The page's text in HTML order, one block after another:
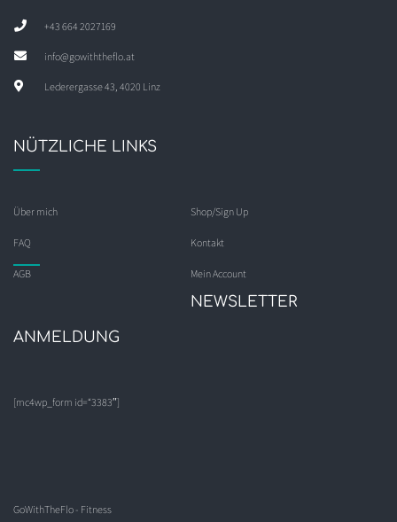
+43 664 2027169
info@gowiththeflo.at
Lederergasse 43, 4020 Linz
NÜTZLICHE LINKS
Über mich Shop/Sign Up
FAQ Kontakt
AGB Mein Account
NEWSLETTER
ANMELDUNG
[mc4wp_form id=“3383″]
GoWithTheFlo - Fitness